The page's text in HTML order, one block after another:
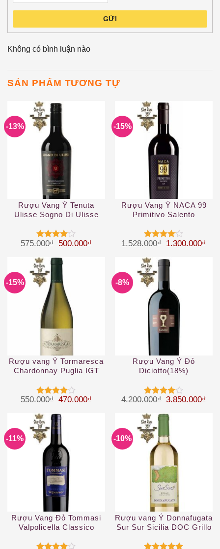
GỬI
Không có bình luận nào
SẢN PHẨM TƯƠNG TỰ
-13%
Rượu Vang Ý Tenuta
Ulisse Sogno Di Ulisse
Được
45 sao
575.000₫ Giá gốc là: 575.000₫.
500.000₫ Giá hiện tại là: 500.000₫.
-15%
Rượu Vang Ý NACA 99
Primitivo Salento
Được
45 sao
1.528.000₫ Giá gốc là:
1.300.000₫
-15%
Rượu vang Ý Tormaresca
Chardonnay Puglia IGT
Được
45 sao
550.000₫ Giá gốc là: 550.000₫.
470.000₫ Giá hiện tại là: 470.000₫.
-8%
Rượu Vang Ý Đỏ
Diciotto(18%)
Được
45 sao
4.200.000₫ Giá gốc là:
3.850.000₫
-11%
Rượu Vang Đỏ Tommasi
Valpolicella Classico
-10%
Rượu vang Ý Donnafugata
Sur Sur Sicilia DOC Grillo